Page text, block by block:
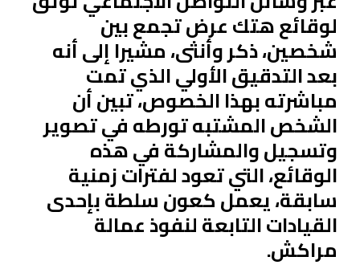
لوقائع هتك عرض تجمع بين
شخصين، ذكر وأنثى، مشيرا إلى أنه
بعد التدقيق الأولي الذي تمت
مباشرته بهذا الخصوص، تبين أن
الشخص المشتبه تورطه في تصوير
وتسجيل والمشاركة في هذه
الوقائع، التي تعود لفترات زمنية
سابقة، يعمل كعون سلطة بإحدى
القيادات التابعة لنفوذ عمالة
مراكش.